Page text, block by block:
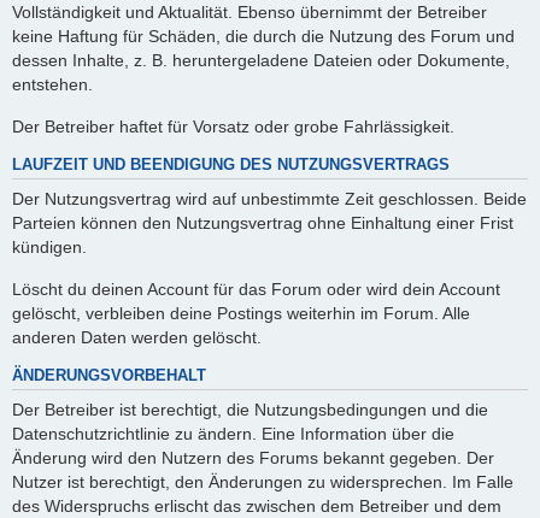
Vollständigkeit und Aktualität. Ebenso übernimmt der Betreiber
keine Haftung für Schäden, die durch die Nutzung des Forum und
dessen Inhalte, z. B. heruntergeladene Dateien oder Dokumente,
entstehen.
Der Betreiber haftet für Vorsatz oder grobe Fahrlässigkeit.
LAUFZEIT UND BEENDIGUNG DES NUTZUNGSVERTRAGS
Der Nutzungsvertrag wird auf unbestimmte Zeit geschlossen. Beide
Parteien können den Nutzungsvertrag ohne Einhaltung einer Frist
kündigen.
Löscht du deinen Account für das Forum oder wird dein Account
gelöscht, verbleiben deine Postings weiterhin im Forum. Alle
anderen Daten werden gelöscht.
ÄNDERUNGSVORBEHALT
Der Betreiber ist berechtigt, die Nutzungsbedingungen und die
Datenschutzrichtlinie zu ändern. Eine Information über die
Änderung wird den Nutzern des Forums bekannt gegeben. Der
Nutzer ist berechtigt, den Änderungen zu widersprechen. Im Falle
des Widerspruchs erlischt das zwischen dem Betreiber und dem